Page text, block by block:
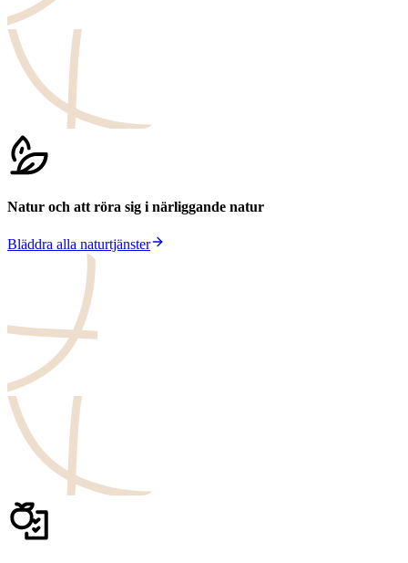
Natur och att röra sig i närliggande natur
Bläddra alla naturtjänster